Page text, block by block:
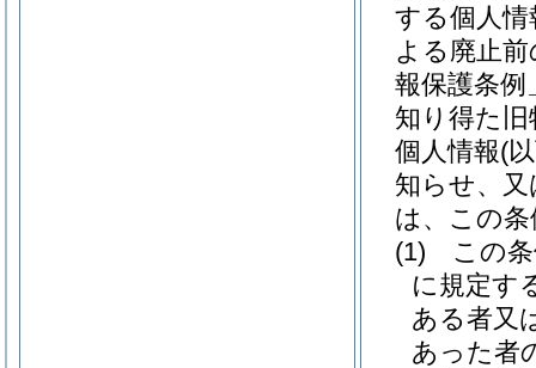
する個人情
よる廃止
報保護条
知り得た
個人情報(
知らせ、
は、この
(1)
この
に規定す
ある者又
あった者